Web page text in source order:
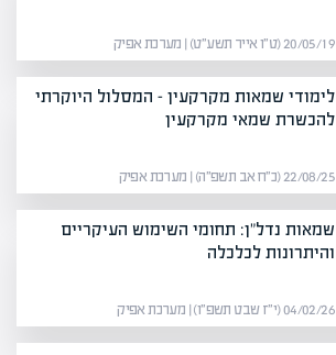
20/05/19 (ט״ו אייר תשע״ט) | מערכת אפיק
לימודי שמאות מקרקעין – המסלול היוקרתי
להכשרת שמאי מקרקעין
22/08/25 (כ״ח אב תשפ״ה) | מערכת אפיק
שמאות נדל"ן: תחומי השימוש העיקריים
והיתרונות לכלכלה
04/02/26 (י״ז שבט תשפ״ו) | מערכת אפיק